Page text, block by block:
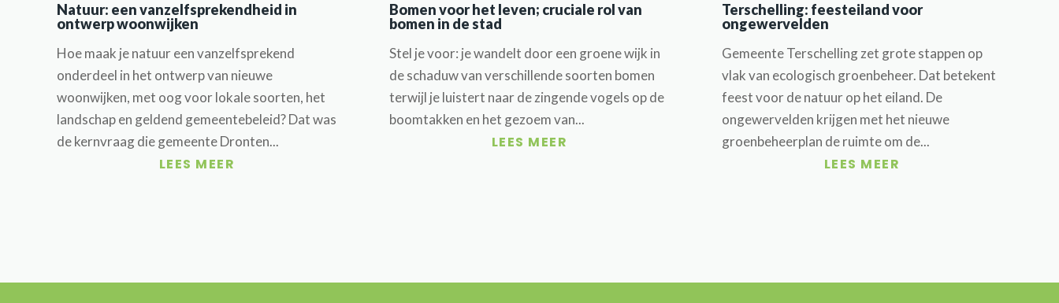
Natuur: een vanzelfsprekendheid in
ontwerp woonwijken
Hoe maak je natuur een vanzelfsprekend
onderdeel in het ontwerp van nieuwe
woonwijken, met oog voor lokale soorten, het
landschap en geldend gemeentebeleid? Dat was
de kernvraag die gemeente Dronten...
LEES MEER
Bomen voor het leven; cruciale rol van
bomen in de stad
Stel je voor: je wandelt door een groene wijk in
de schaduw van verschillende soorten bomen
terwijl je luistert naar de zingende vogels op de
boomtakken en het gezoem van...
LEES MEER
Terschelling: feesteiland voor
ongewervelden
Gemeente Terschelling zet grote stappen op
vlak van ecologisch groenbeheer. Dat betekent
feest voor de natuur op het eiland. De
ongewervelden krijgen met het nieuwe
groenbeheerplan de ruimte om de...
LEES MEER